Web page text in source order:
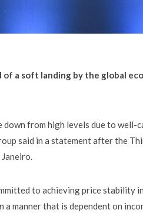
a soft landing by the global
from high levels due to
said in a statement after the
to achieving price stability
manner that is dependent on